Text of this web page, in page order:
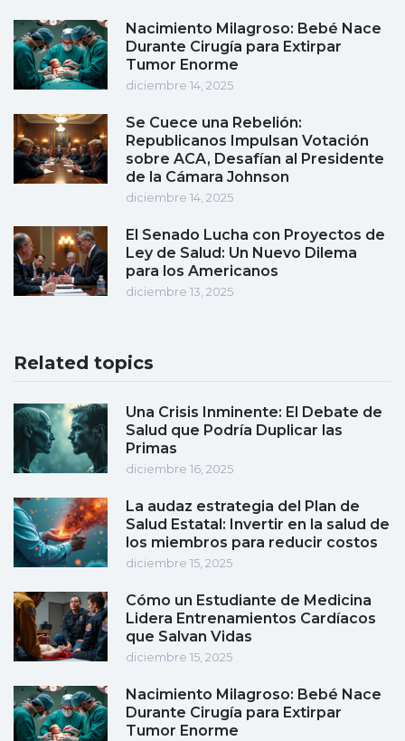
Nacimiento Milagroso: Bebé Nace
Durante Cirugía para Extirpar
Tumor Enorme
diciembre 14, 2025
Se Cuece una Rebelión:
Republicanos Impulsan Votación
sobre ACA, Desafían al Presidente
de la Cámara Johnson
diciembre 14, 2025
El Senado Lucha con Proyectos de
Ley de Salud: Un Nuevo Dilema
para los Americanos
diciembre 13, 2025
Related topics
Una Crisis Inminente: El Debate de
Salud que Podría Duplicar las
Primas
diciembre 16, 2025
La audaz estrategia del Plan de
Salud Estatal: Invertir en la salud de
los miembros para reducir costos
diciembre 15, 2025
Cómo un Estudiante de Medicina
Lidera Entrenamientos Cardíacos
que Salvan Vidas
diciembre 15, 2025
Nacimiento Milagroso: Bebé Nace
Durante Cirugía para Extirpar
Tumor Enorme